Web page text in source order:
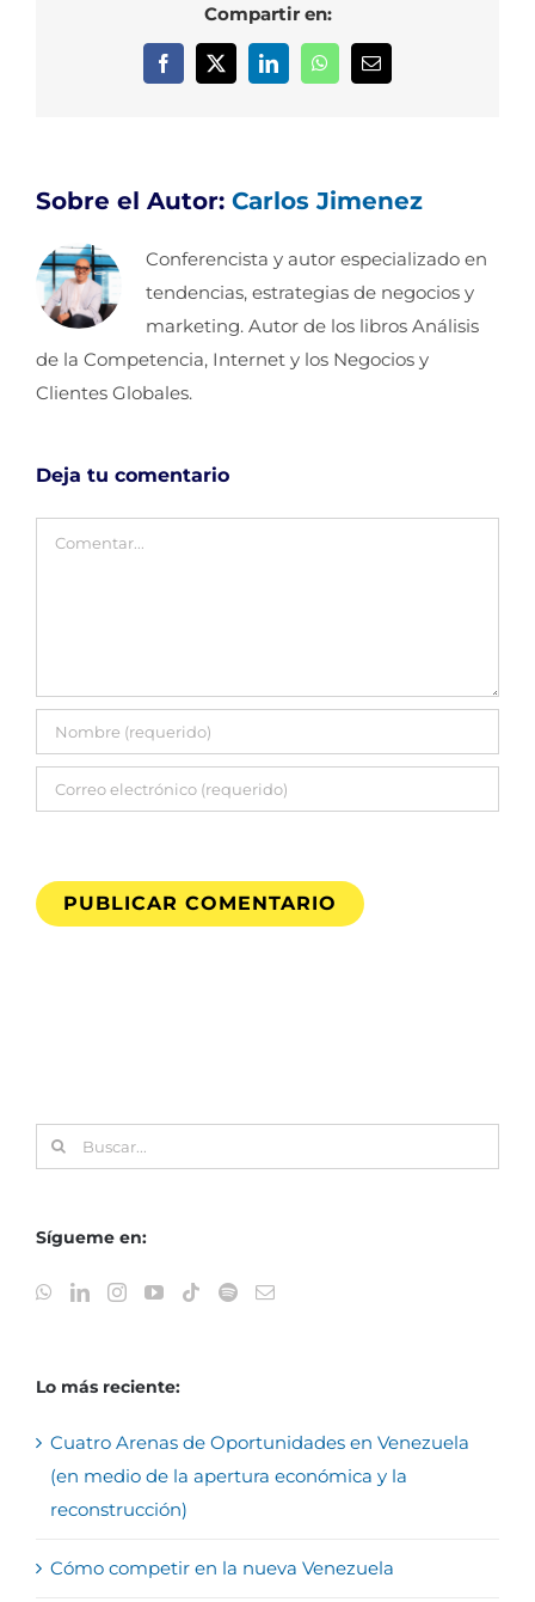
Compartir en:
Facebook
X LinkedInWhatsAppCorreo
Sobre el Autor: Carlos Jimenez
Conferencista y autor especializado en
tendencias, estrategias de negocios y
marketing. Autor de los libros Análisis
de la Competencia, Internet y los Negocios y
Clientes Globales.
Deja tu comentario
Comentar
Buscar:
Sígueme en:
Lo más reciente:
Cuatro Arenas de Oportunidades en Venezuela
(en medio de la apertura económica y la
reconstrucción)
Cómo competir en la nueva Venezuela